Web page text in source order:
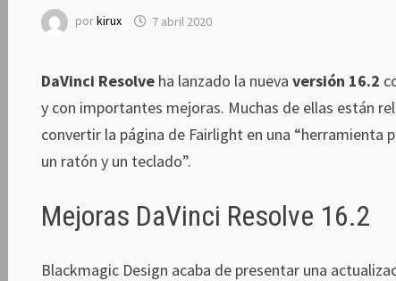
porkirux 7 abril 2020
DaVinci Resolve ha lanzado la nuevaversión 16.2
y con importantes mejoras. Muchas de ellas están
convertir la página de Fairlight en una “herramienta
un ratón y un teclado”.
Mejoras DaVinci Resolve 16.2
Blackmagic Design acaba de presentar una